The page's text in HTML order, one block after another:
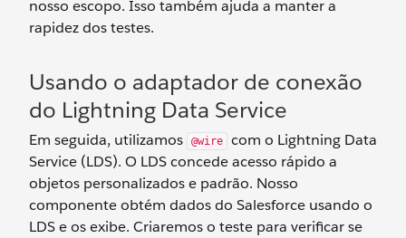
nosso escopo. Isso também ajuda a manter a
rapidez dos testes.
Usando o adaptador de conexão
do Lightning Data Service
Em seguida, utilizamos @wire
com o Lightning Data
Service (LDS). O LDS concede acesso rápido a
objetos personalizados e padrão. Nosso
componente obtém dados do Salesforce usando o
LDS e os exibe. Criaremos o teste para verificar se